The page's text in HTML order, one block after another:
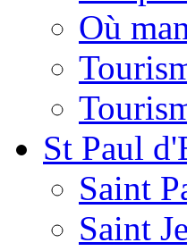
Où
St Paul
Saint
Saint